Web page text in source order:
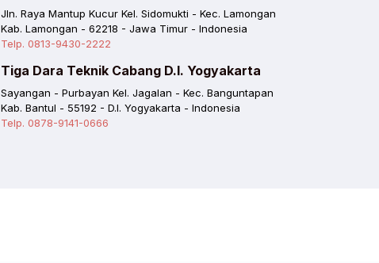
Jln. Raya Mantup Kucur Kel. Sidomukti - Kec. Lamongan
Kab. Lamongan - 62218 - Jawa Timur - Indonesia
Telp. 0813-9430-2222
Tiga Dara Teknik Cabang D.I. Yogyakarta
Sayangan - Purbayan Kel. Jagalan - Kec. Banguntapan
Kab. Bantul - 55192 - D.I. Yogyakarta - Indonesia
Telp. 0878-9141-0666